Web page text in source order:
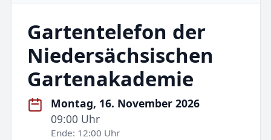
Gartentelefon der
Niedersächsischen
Gartenakademie
Montag, 16. November 2026
09:00 Uhr
Ende: 12:00 Uhr